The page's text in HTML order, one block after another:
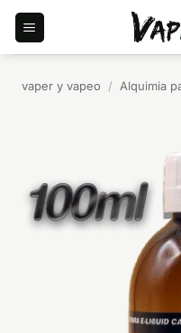
Saltar
contenido
vaper y vapeo / Alquimia